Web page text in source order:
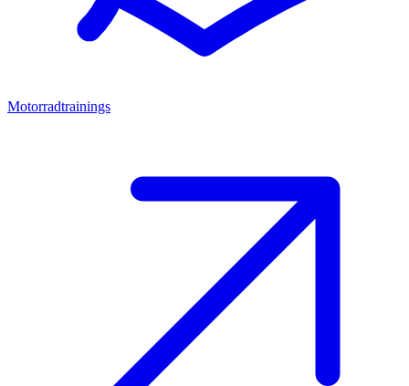
Motorradtrainings